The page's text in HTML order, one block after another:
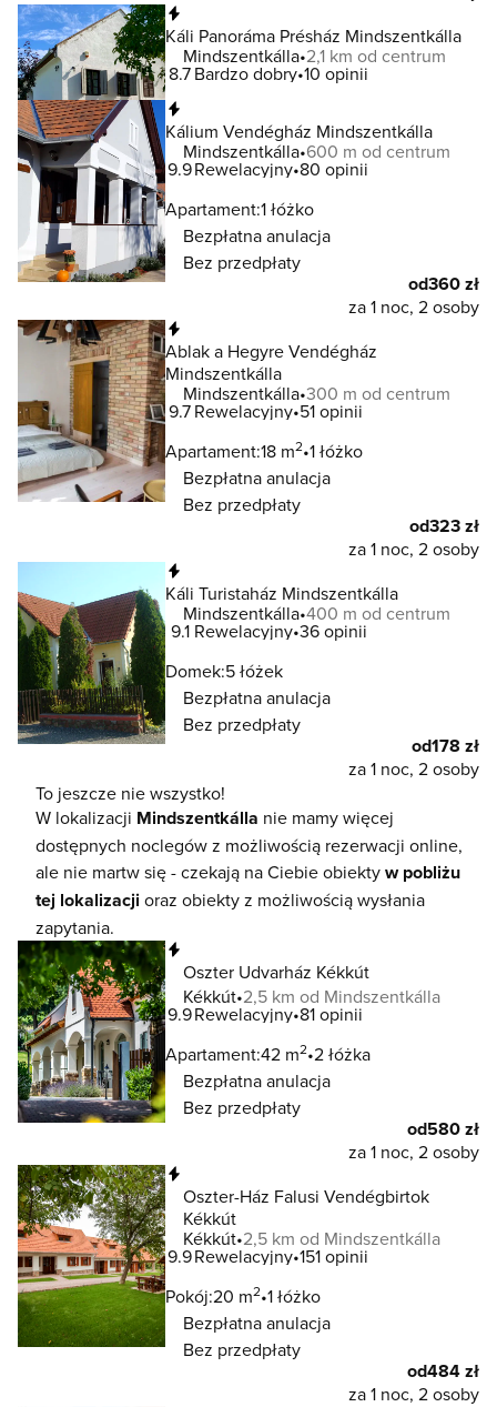
Káli Panoráma Présház Mindszentkálla
Mindszentkálla 2,1 km od centrum
8.7Bardzo dobry 10 opinii
Kálium Vendégház Mindszentkálla
Mindszentkálla 600 m od centrum
9.9Rewelacyjny 80 opinii
Apartament:1 łóżko
Bezpłatna anulacja
Bez przedpłaty
od360 zł
za 1 noc, 2 osoby
Ablak a Hegyre Vendégház
Mindszentkálla
Mindszentkálla 300 m od centrum
9.7Rewelacyjny 51 opinii
Apartament:18 m2 1 łóżko
Bezpłatna anulacja
Bez przedpłaty
od323 zł
za 1 noc, 2 osoby
Káli Turistaház Mindszentkálla
Mindszentkálla 400 m od centrum
9.1 Rewelacyjny 36 opinii
Domek:5 łóżek
Bezpłatna anulacja
Bez przedpłaty
od178 zł
za 1 noc, 2 osoby
To jeszcze nie wszystko!
W lokalizacji Mindszentkálla nie mamy więcej
dostępnych noclegów z możliwością rezerwacji online,
ale nie martw się - czekają na Ciebie obiektyw pobliżu
tej lokalizacji oraz obiekty z możliwością wysłania
zapytania.
Oszter Udvarház Kékkút
Kékkút 2,5 km od Mindszentkálla
9.9Rewelacyjny 81 opinii
Apartament:42 m2 2 łóżka
Bezpłatna anulacja
Bez przedpłaty
od580 zł
za 1 noc, 2 osoby
Oszter-Ház Falusi Vendégbirtok
Kékkút
Kékkút 2,5 km od Mindszentkálla
9.9Rewelacyjny 151 opinii
Pokój:20 m2 1 łóżko
Bezpłatna anulacja
Bez przedpłaty
od484 zł
za 1 noc, 2 osoby